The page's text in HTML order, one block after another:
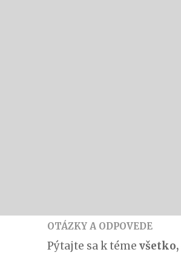
OTÁZKY A ODPOVEDE
Pýtajte sa k téme všetko,